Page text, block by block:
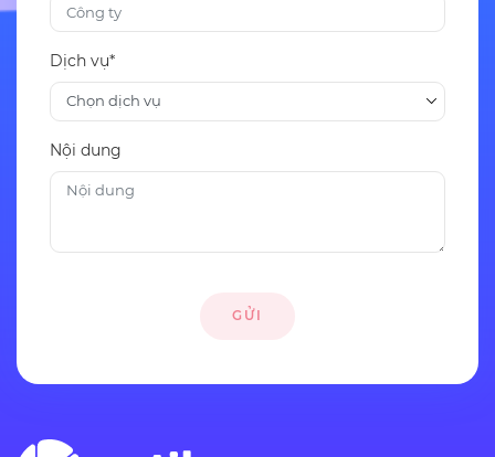
Dịch vụ*
Nội dung
GỬI